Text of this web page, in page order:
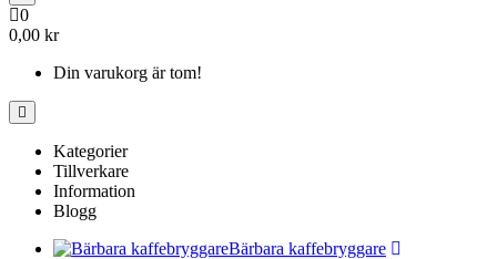
0
0,00 kr
Din varukorg är tom!
Kategorier
Tillverkare
Information
Blogg
Bärbara kaffebryggare